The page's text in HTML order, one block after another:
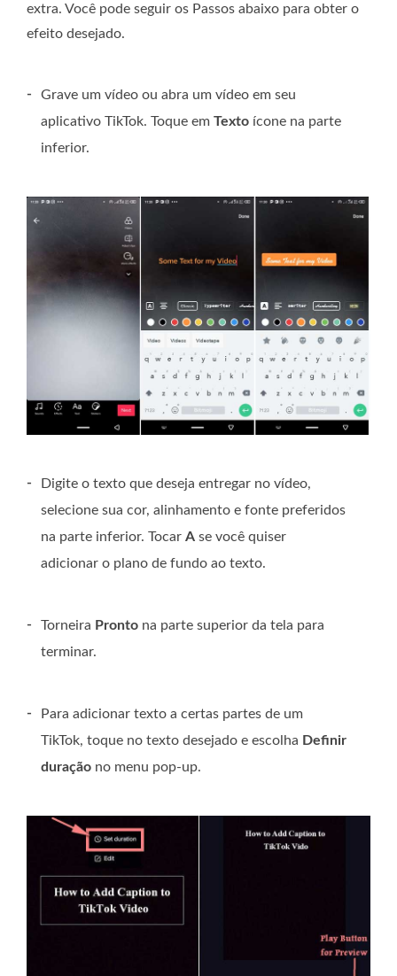
extra. Você pode seguir os Passos abaixo para obter o
efeito desejado.
-
Grave um vídeo ou abra um vídeo em seu
aplicativo TikTok. Toque em Texto ícone na parte
inferior.
-
Digite o texto que deseja entregar no vídeo,
selecione sua cor, alinhamento e fonte preferidos
na parte inferior. Tocar A se você quiser
adicionar o plano de fundo ao texto.
- Torneira Pronto na parte superior da tela para
terminar.
-
Para adicionar texto a certas partes de um
TikTok, toque no texto desejado e escolha Definir
duração no menu pop-up.